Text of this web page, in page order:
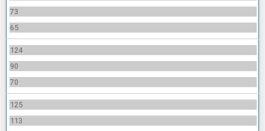
73
65
124
90
70
125
113